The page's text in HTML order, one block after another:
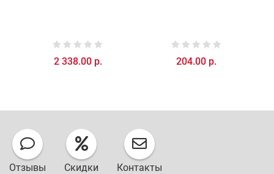
2 338.00 р. 204.00 р.
Отзывы Скидки Контакты